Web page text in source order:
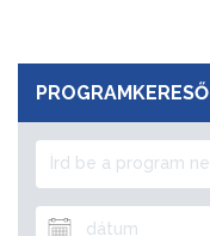
PROGRAMKERESŐ